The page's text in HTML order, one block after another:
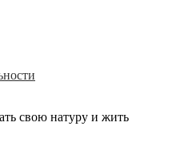
свою натуру и жить